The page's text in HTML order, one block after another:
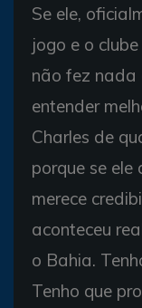
Se ele,
jogo e o
não fez nada
entender
Charles de
porque se ele
merece
aconteceu
o Bahia.
Tenho que